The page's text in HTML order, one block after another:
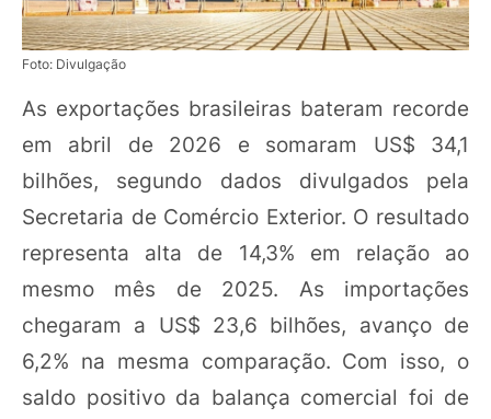
Foto: Divulgação
As exportações brasileiras bateram recorde
em abril de 2026 e somaram US$ 34,1
bilhões, segundo dados divulgados pela
Secretaria de Comércio Exterior. O resultado
representa alta de 14,3% em relação ao
mesmo mês de 2025. As importações
chegaram a US$ 23,6 bilhões, avanço de
6,2% na mesma comparação. Com isso, o
saldo positivo da balança comercial foi de